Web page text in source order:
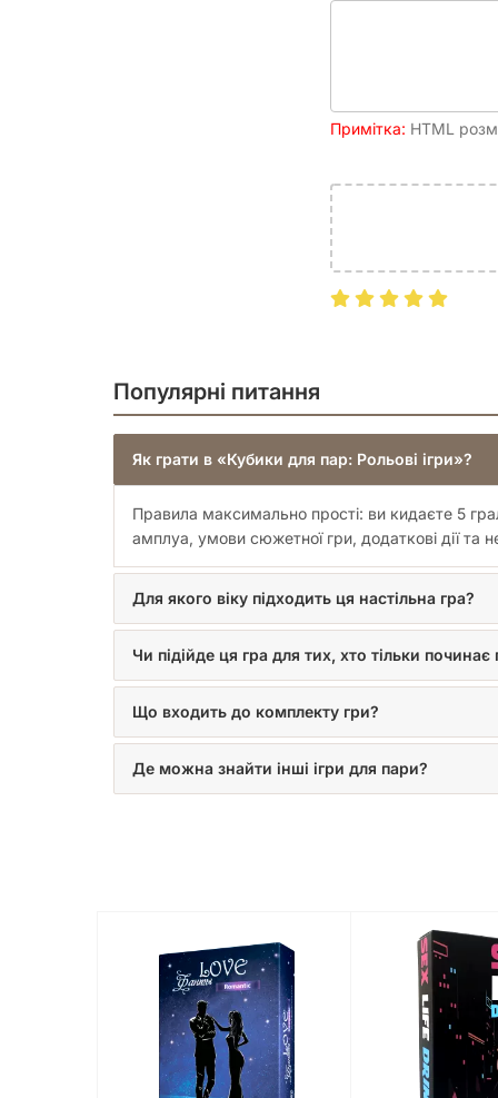
Примітка: HTML
Популярні питання
Як грати в «Кубики для пар: Рольові ігри»?
Правила максимально прості: ви кидаєте 5
амплуа, умови сюжетної гри, додаткові дії та
Для якого віку підходить ця настільна гра?
Чи підійде ця гра для тих, хто тільки починає
Що входить до комплекту гри?
Де можна знайти інші ігри для пари?